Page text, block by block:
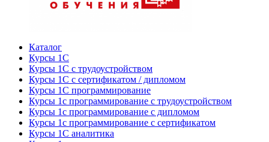
Каталог
Курсы 1С
Курсы 1С с трудоустройством
Курсы 1С с сертификатом / дипломом
Курсы 1С программирование
Курсы 1с программирование с трудоустройством
Курсы 1с программирование с дипломом
Курсы 1с программирование с сертификатом
Курсы 1С аналитика